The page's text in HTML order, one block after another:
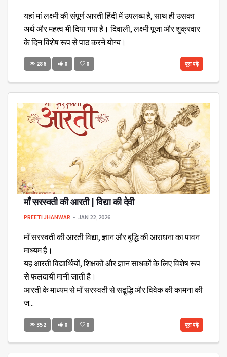
यहां मां लक्ष्मी की संपूर्ण आरती हिंदी में उपलब्ध है, साथ ही उसका
अर्थ और महत्व भी दिया गया है। दिवाली, लक्ष्मी पूजा और शुक्रवार
के दिन विशेष रूप से पाठ करने योग्य।
286 0 0 पूरा पढ़े
माँ सरस्वती की आरती | विद्या की देवी
PREETI JHANWAR JAN 22, 2026
माँ सरस्वती की आरती विद्या, ज्ञान और बुद्धि की आराधना का पावन
माध्यम है।
यह आरती विद्यार्थियों, शिक्षकों और ज्ञान साधकों के लिए विशेष रूप
से फलदायी मानी जाती है।
आरती के माध्यम से माँ सरस्वती से सद्बुद्धि और विवेक की कामना की
ज...
352 0 0 पूरा पढ़े